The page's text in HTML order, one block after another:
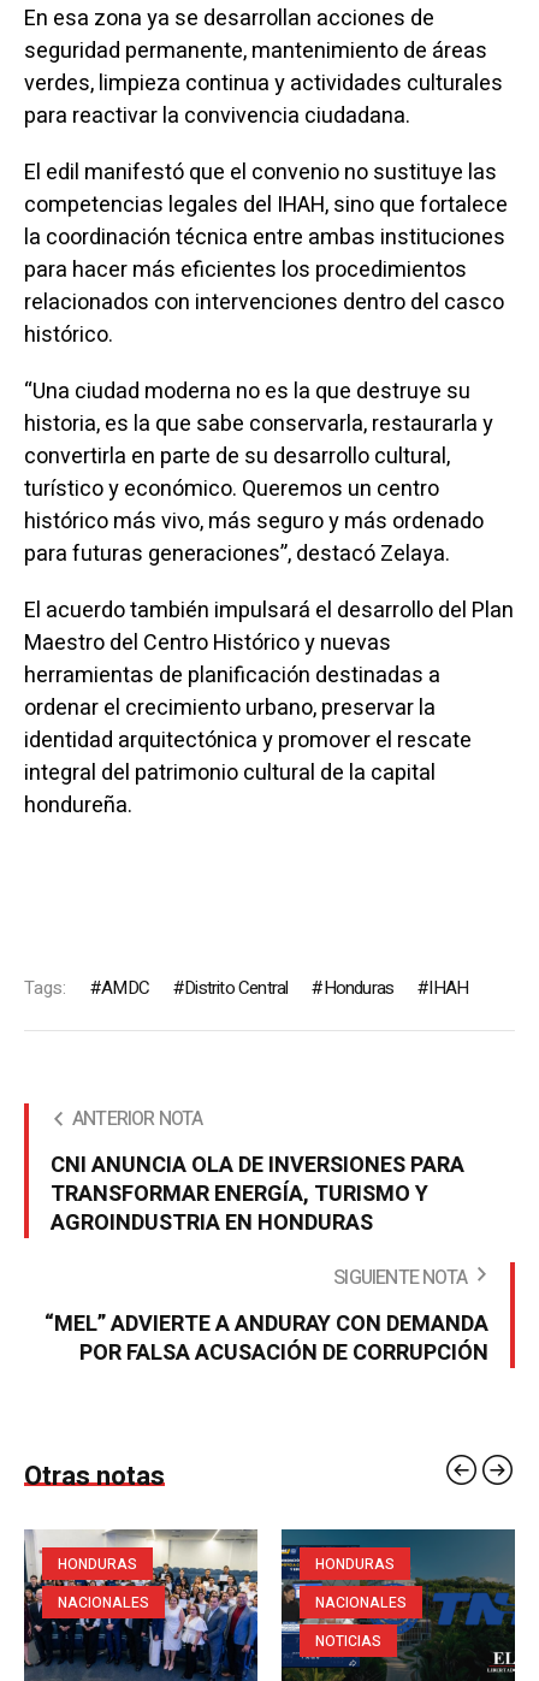
En esa zona ya se desarrollan acciones de
seguridad permanente, mantenimiento de áreas
verdes, limpieza continua y actividades culturales
para reactivar la convivencia ciudadana.
El edil manifestó que el convenio no sustituye las
competencias legales del IHAH, sino que fortalece
la coordinación técnica entre ambas instituciones
para hacer más eficientes los procedimientos
relacionados con intervenciones dentro del casco
histórico.
“Una ciudad moderna no es la que destruye su
historia, es la que sabe conservarla, restaurarla y
convertirla en parte de su desarrollo cultural,
turístico y económico. Queremos un centro
histórico más vivo, más seguro y más ordenado
para futuras generaciones”, destacó Zelaya.
El acuerdo también impulsará el desarrollo del Plan
Maestro del Centro Histórico y nuevas
herramientas de planificación destinadas a
ordenar el crecimiento urbano, preservar la
identidad arquitectónica y promover el rescate
integral del patrimonio cultural de la capital
hondureña.
Tags: AMDC Distrito Central Honduras IHAH
ANTERIOR NOTA
CNI ANUNCIA OLA DE INVERSIONES PARA
TRANSFORMAR ENERGÍA, TURISMO Y
AGROINDUSTRIA EN HONDURAS
SIGUIENTE NOTA
“MEL” ADVIERTE A ANDURAY CON DEMANDA
POR FALSA ACUSACIÓN DE CORRUPCIÓN
Otras notas
HONDURAS
NACIONALES
HONDURAS
NACIONALES
NOTICIAS